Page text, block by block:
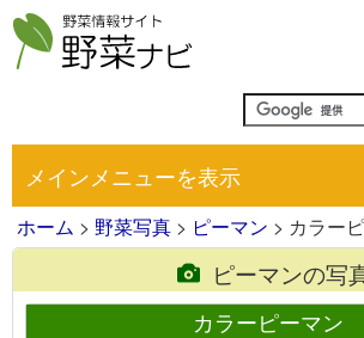
メインメニューを表示
ホーム > 野菜写真 > ピーマン > カラー
ピーマンの写
カラーピーマン